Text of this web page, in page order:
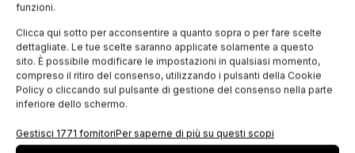
funzioni.
Clicca qui sotto per acconsentire a quanto sopra o per fare scelte
dettagliate. Le tue scelte saranno applicate solamente a questo
sito. È possibile modificare le impostazioni in qualsiasi momento,
compreso il ritiro del consenso, utilizzando i pulsanti della Cookie
Policy o cliccando sul pulsante di gestione del consenso nella parte
inferiore dello schermo.
Gestisci 1771 fornitoriPer saperne di più su questi scopi